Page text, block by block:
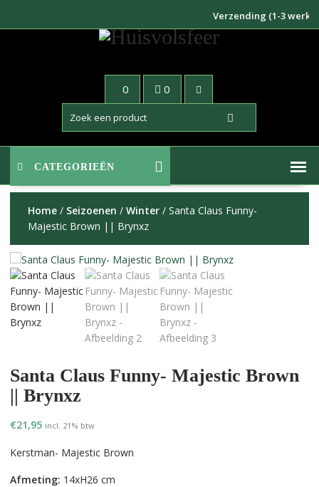
Verzending (1-3
0 0
CATEGORIEËN
Home/ Seizoenen / Winter/ Santa Claus Funny-
Majestic Brown || Brynxz
Santa Claus Funny- Majestic Brown
|| Brynxz
€21,95 incl. 21% btw
Kerstman- Majestic Brown
Afmeting: 14xH26 cm